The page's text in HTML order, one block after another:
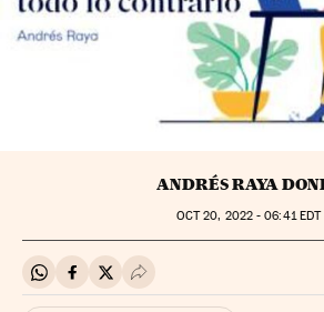
ANDRÉS RAYA
OCT20, 2022 - 06:41EDT
Compartir en Whatsapp
Compartir en Facebook
Compartir en Twitter
Desplegar Redes Sociales